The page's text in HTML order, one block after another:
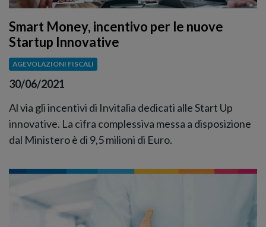
Smart Money, incentivo per le nuove
Startup Innovative
AGEVOLAZIONI FISCALI
30/06/2021
Al via gli incentivi di Invitalia dedicati alle Start Up
innovative. La cifra complessiva messa a disposizione
dal Ministero è di 9,5 milioni di Euro.